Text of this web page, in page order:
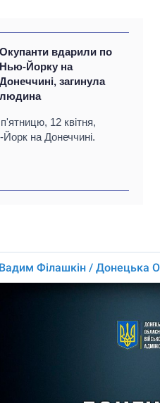
Окупанти вдарили по
Нью-Йорку на
Донеччині, загинула
людина
12 квітня,
на Донеччині.